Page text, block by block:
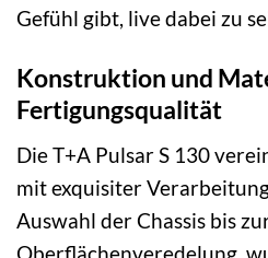
Gefühl gibt, live dabei zu
Konstruktion und
Fertigungsqualität
Die T+A Pulsar S 130
mit exquisiter
Auswahl der Chassis bis
Oberflächenveredelung,